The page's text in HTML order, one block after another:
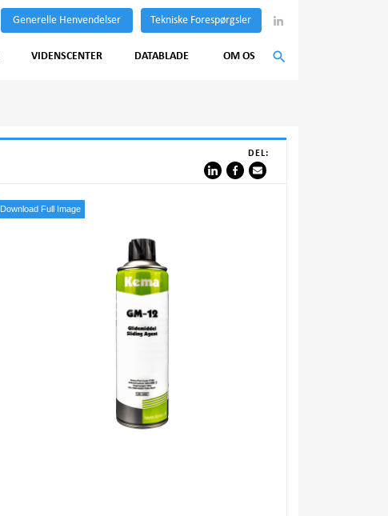
Generelle Henvendelser Tekniske Forespørgsler
VIDENSCENTER DATABLADE OM OS
DEL:
Download Full Image